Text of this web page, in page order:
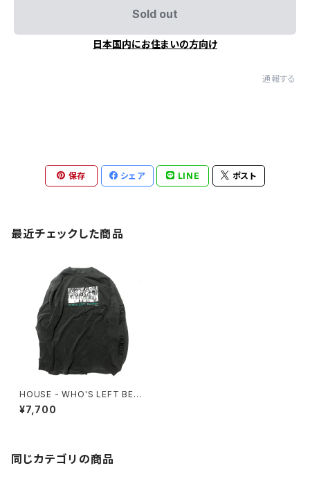
Sold out
日本国内にお住まいの方向け
通報する
保存 シェア LINE ポスト
最近チェックした商品
HOUSE - WHO'S LEFT BEH
IND? Longsleeve Tee
¥7,700
同じカテゴリの商品